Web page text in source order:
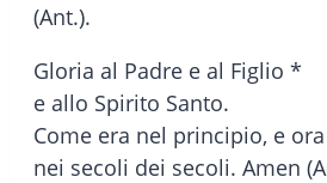
(Ant.).
Gloria al Padre e al Figlio *
e allo Spirito Santo.
Come era nel principio, e
nei secoli dei secoli. Amen